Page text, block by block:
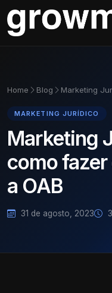
Home Blog Marketing
MARKETING JURÍDICO
Marketing
como
a OAB
31 de agosto, 2023